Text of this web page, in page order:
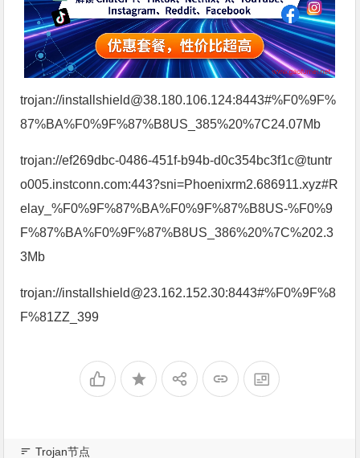
trojan://installshield@38.180.106.124:8443#%F0%9F%
87%BA%F0%9F%87%B8US_385%20%7C24.07Mb
trojan://ef269dbc-0486-451f-b94b-d0c354bc3f1c@tuntr
o005.instconn.com:443?sni=Phoenixrm2.686911.xyz#R
elay_%F0%9F%87%BA%F0%9F%87%B8US-%F0%9
F%87%BA%F0%9F%87%B8US_386%20%7C%202.3
3Mb
trojan://installshield@23.162.152.30:8443#%F0%9F%8
F%81ZZ_399
Trojan节点